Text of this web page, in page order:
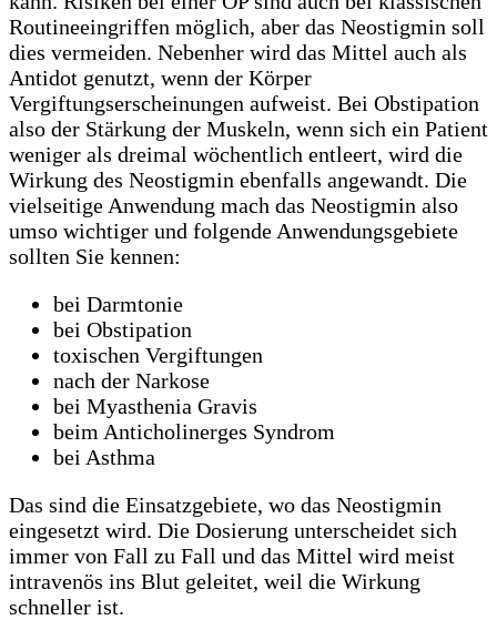
Routineeingriffen möglich, aber das Neostigmin soll
dies vermeiden. Nebenher wird das Mittel auch als
Antidot genutzt, wenn der Körper
Vergiftungserscheinungen aufweist. Bei Obstipation
also der Stärkung der Muskeln, wenn sich ein Patient
weniger als dreimal wöchentlich entleert, wird die
Wirkung des Neostigmin ebenfalls angewandt. Die
vielseitige Anwendung mach das Neostigmin also
umso wichtiger und folgende Anwendungsgebiete
sollten Sie kennen:
bei Darmtonie
bei Obstipation
toxischen Vergiftungen
nach der Narkose
bei Myasthenia Gravis
beim Anticholinerges Syndrom
bei Asthma
Das sind die Einsatzgebiete, wo das Neostigmin
eingesetzt wird. Die Dosierung unterscheidet sich
immer von Fall zu Fall und das Mittel wird meist
intravenös ins Blut geleitet, weil die Wirkung
schneller ist.